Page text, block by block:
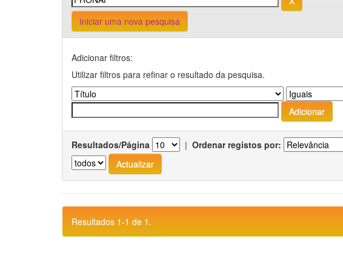
Iniciar uma nova pesquisa
Adicionar filtros:
Utilizar filtros para refinar o resultado da pesquisa.
Resultados/Página | Ordenar registos por:
Resultados 1-1 de 1.